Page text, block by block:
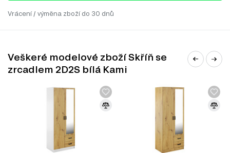
Vrácení / výměna zboží do 30 dnů
Veškeré modelové zboží Skříň se
zrcadlem 2D2S bílá Kami